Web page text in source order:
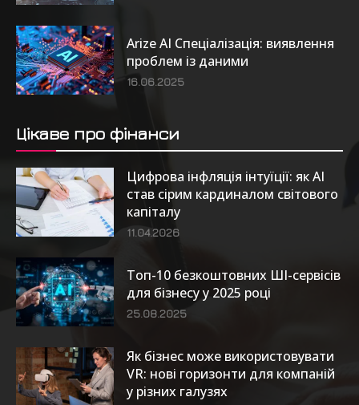
Arize AI Спеціалізація: виявлення
проблем із даними
16.06.2025
Цікаве про фінанси
Цифрова інфляція інтуїції: як AI
став сірим кардиналом світового
капіталу
11.04.2026
Топ-10 безкоштовних ШІ-сервісів
для бізнесу у 2025 році
25.08.2025
Як бізнес може використовувати
VR: нові горизонти для компаній
у різних галузях